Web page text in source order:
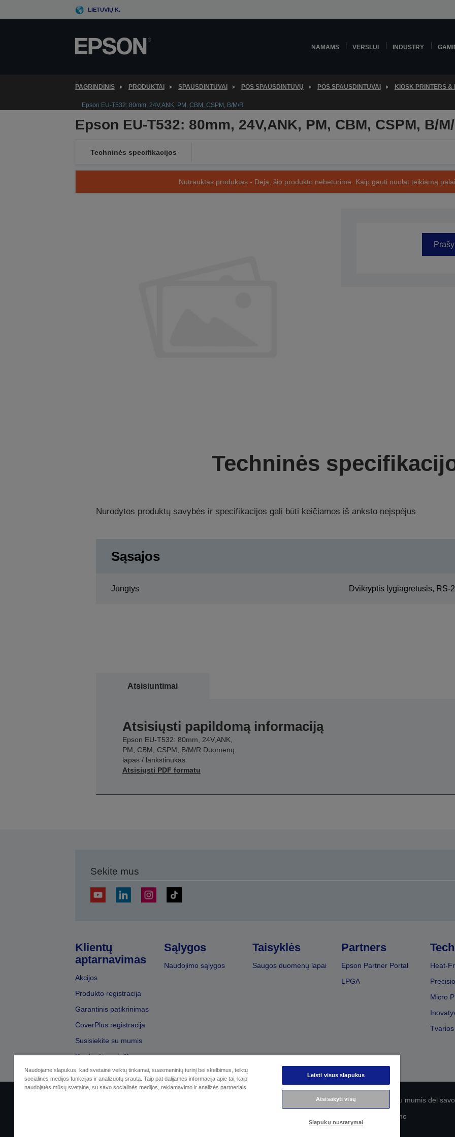
to
LIETUVIŲ K.
NAMAMS VERSLUI INDUSTRY
PAGRINDINIS PRODUKTAI SPAUSDINTUVAI POS SPAUSDINTUVŲ POS SPAUSDINTUVAI KIOSK PRINTERS &
Epson EU-T532: 80mm, 24V,ANK, PM, CBM, CSPM, B/M/R
Epson EU-T532: 80mm, 24V,ANK, PM, CBM, CSPM, B/
Techninės specifikacijos
Nutrauktas produktas - Deja, šio produkto nebeturime. Kaip gauti nuolat teikiamą
Techninės
Nurodytos produktų savybės ir specifikacijos gali būti keičiamos iš anksto neįspėjus
Sąsajos
Jungtys Dvikryptis lygiagretusis, RS-
Atsisiuntimai
Atsisiųsti papildomą informaciją
Epson EU-T532: 80mm, 24V,ANK,
PM, CBM, CSPM, B/M/R Duomenų
lapas / lankstinukas
Atsisiųsti PDF formatu
Sekite mus
Klientų
aptarnavimas
Akcijos
Produkto registracija
Garantinis patikrinimas
CoverPlus registracija
Susisiekite su mumis
Pardavėjų paieška
Sąlygos
Naudojimo sąlygos
Taisyklės
Saugos duomenų lapai
Partners
Epson Partner Portal
LPGA
Heat-
Micro
EU Data Act Compliance Susisiekite su mumis dėl
„Epson“ įsipareigojimas dėl prieinamumo
Naudojame slapukus, kad svetainė veiktų tinkamai, suasmenintų turinį bei skelbimus, teiktų
socialinės medijos funkcijas ir analizuotų srautą. Taip pat dalijamės informacija apie tai, kaip
naudojatės mūsų svetaine, su savo socialinės medijos, reklamavimo ir analizės partneriais.
Leisti visus slapukus
Atsisakyti visų
Slapukų nustatymai